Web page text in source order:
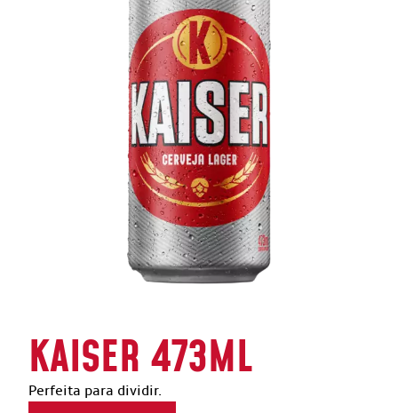
KAISER 473ML
Perfeita para dividir.